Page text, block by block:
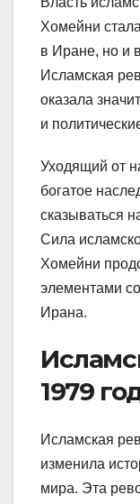
Хомейни
в Иране, но и
Исламская
оказала
и
Уходящий от
богатое
сказываться
Сила
Хомейни
элементами
Ирана.
1979
Исламская
изменила
мира. Эта